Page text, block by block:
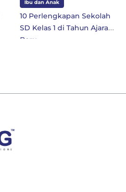
Ibu dan Anak
10 Perlengkapan Sekolah
SD Kelas 1 di Tahun Ajaran
Baru